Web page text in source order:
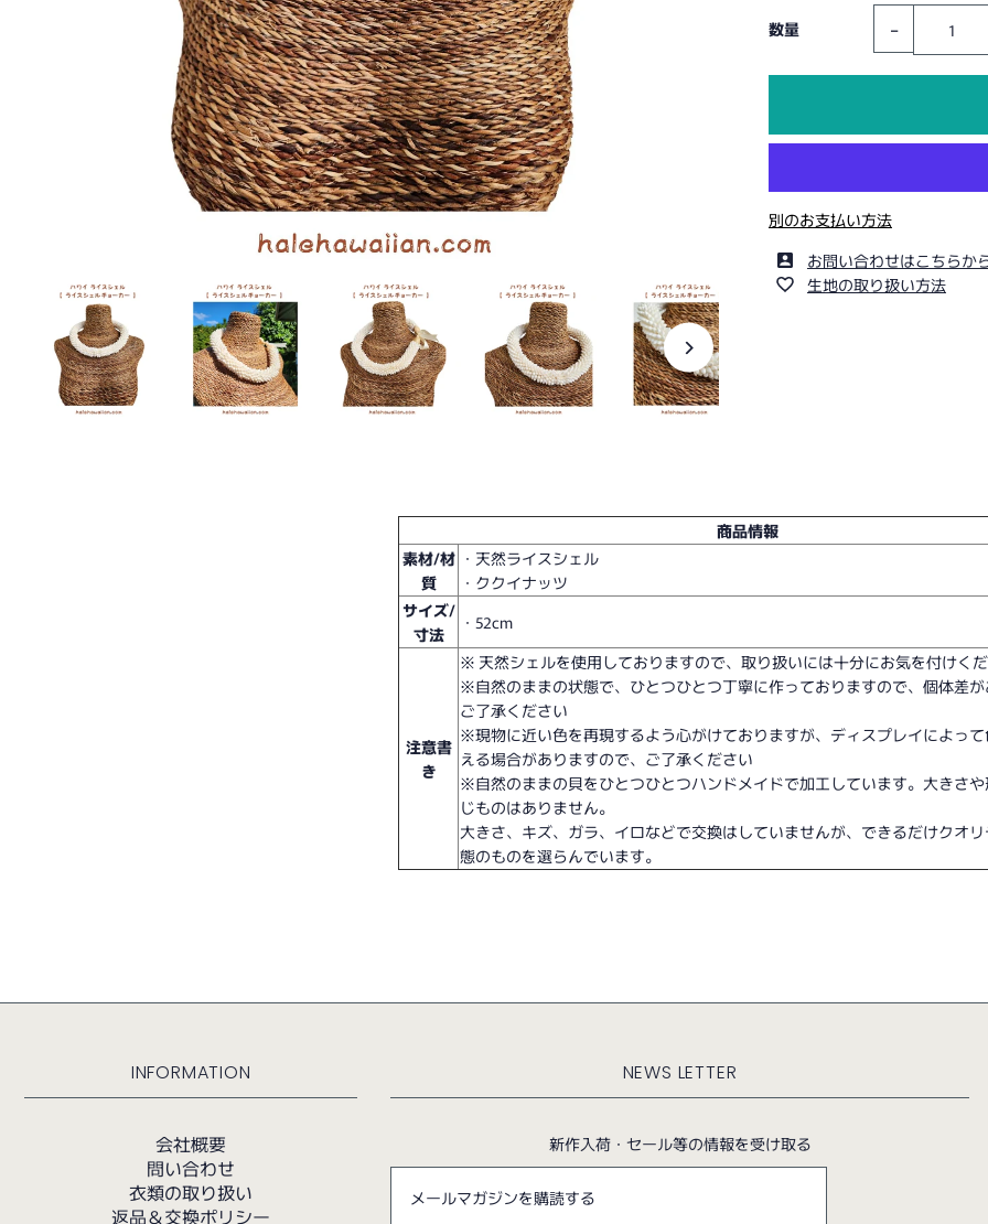
数量 -
別のお支払い方法
お問い合わせはこちらか
生地の取り扱い方法
商品情報
素材/材
質
・天然ライスシェル
・ククイナッツ
サイズ/
寸法
・52cm
注意書
き
※ 天然シェルを使用しておりますので、取り扱いには十分にお気を付けく
※自然のままの状態で、ひとつひとつ丁寧に作っておりますので、個体差
ご了承ください
※現物に近い色を再現するよう心がけておりますが、ディスプレイによっ
える場合がありますので、ご了承ください
※自然のままの貝をひとつひとつハンドメイドで加工しています。大きさ
じものはありません。
大きさ、キズ、ガラ、イロなどで交換はしていませんが、できるだけクオ
態のものを選らんでいます。
INFORMATION
会社概要
問い合わせ
衣類の取り扱い
返品＆交換ポリシー
NEWS LETTER
新作入荷・セール等の情報を受け取る